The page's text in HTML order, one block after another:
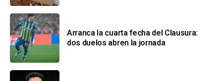
Arranca la cuarta fecha del Clausura:
dos duelos abren la jornada